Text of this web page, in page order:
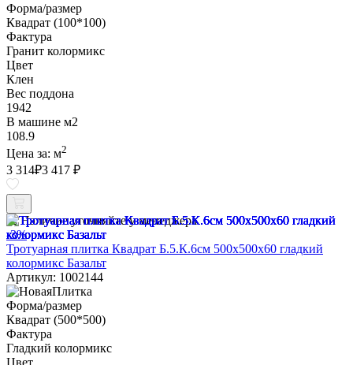
Форма/размер
Квадрат (100*100)
Фактура
Гранит колормикс
Цвет
Клен
Вес поддона
1942
В машине м2
108.9
Цена за: м2
3 314₽3 417 ₽
Наличие уточняйте у менеджера
-3%
Тротуарная плитка Квадрат Б.5.К.6см 500х500х60 гладкий
колормикс Базальт
Артикул: 1002144
Форма/размер
Квадрат (500*500)
Фактура
Гладкий колормикс